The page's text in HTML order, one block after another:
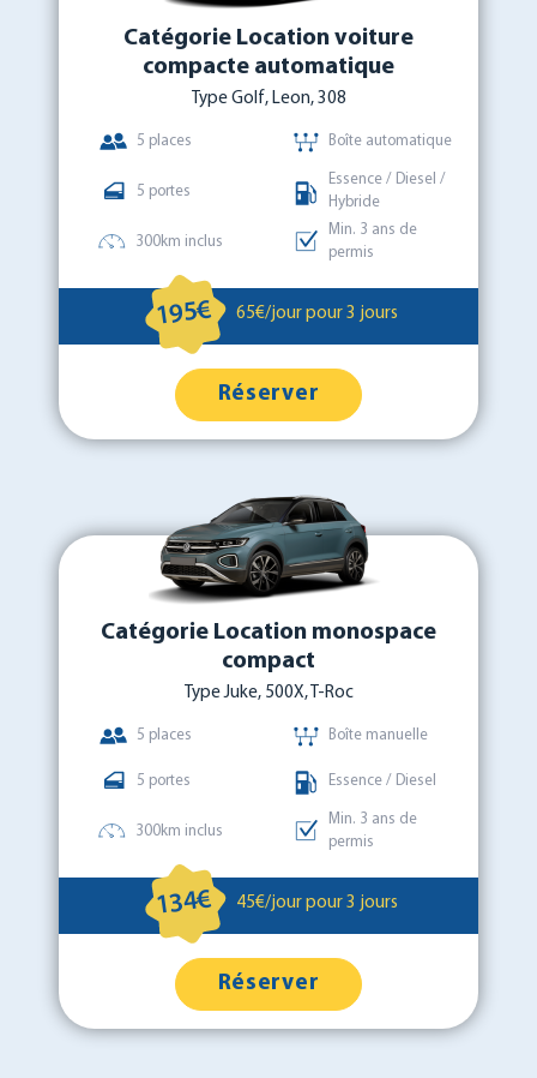
Catégorie Location voiture
compacte automatique
Type Golf, Leon, 308
5 places Boîte automatique
5 portes
Essence / Diesel /
Hybride
300km inclus
Min. 3 ans de
permis
195€ 65€/jour pour 3 jours
Réserver
Catégorie Location monospace
compact
Type Juke, 500X, T-Roc
5 places Boîte manuelle
5 portes Essence / Diesel
300km inclus
Min. 3 ans de
permis
134€ 45€/jour pour 3 jours
Réserver